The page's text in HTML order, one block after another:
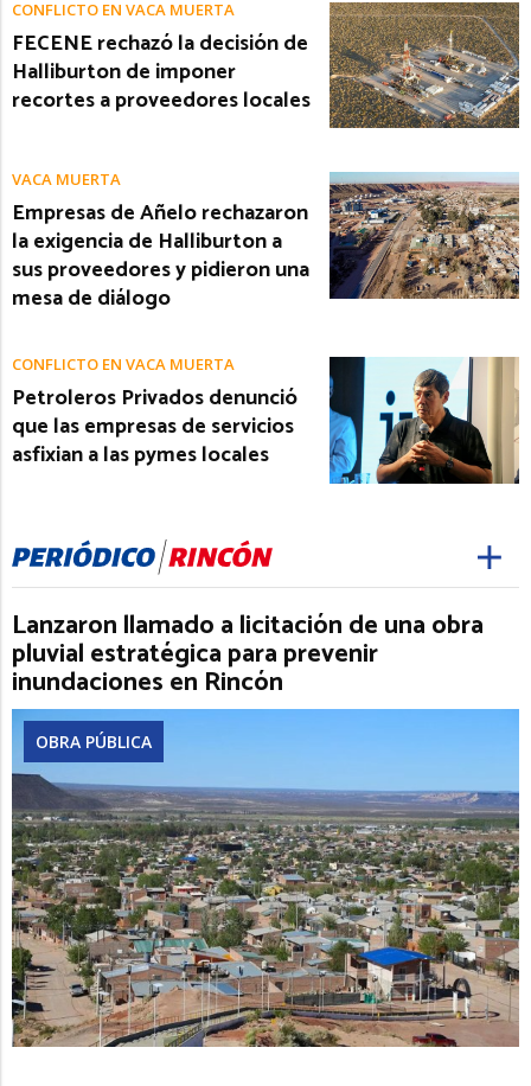
CONFLICTO EN VACA MUERTA
FECENE rechazó la decisión de
Halliburton de imponer
recortes a proveedores locales
VACA MUERTA
Empresas de Añelo rechazaron
la exigencia de Halliburton a
sus proveedores y pidieron una
mesa de diálogo
CONFLICTO EN VACA MUERTA
Petroleros Privados denunció
que las empresas de servicios
asfixian a las pymes locales
Lanzaron llamado a licitación de una obra
pluvial estratégica para prevenir
inundaciones en Rincón
OBRA PÚBLICA